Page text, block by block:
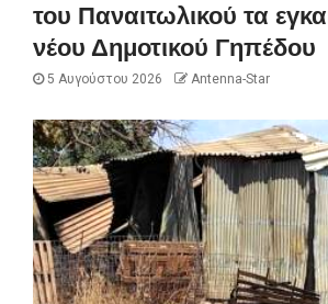
του Παναιτωλικού τα
νέου Δημοτικού Γηπέδου
5 Αυγούστου 2026 Antenna-Star